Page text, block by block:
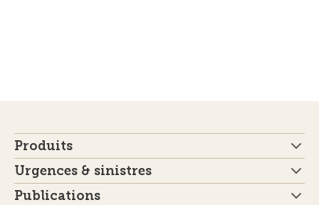
Produits
Urgences & sinistres
Publications